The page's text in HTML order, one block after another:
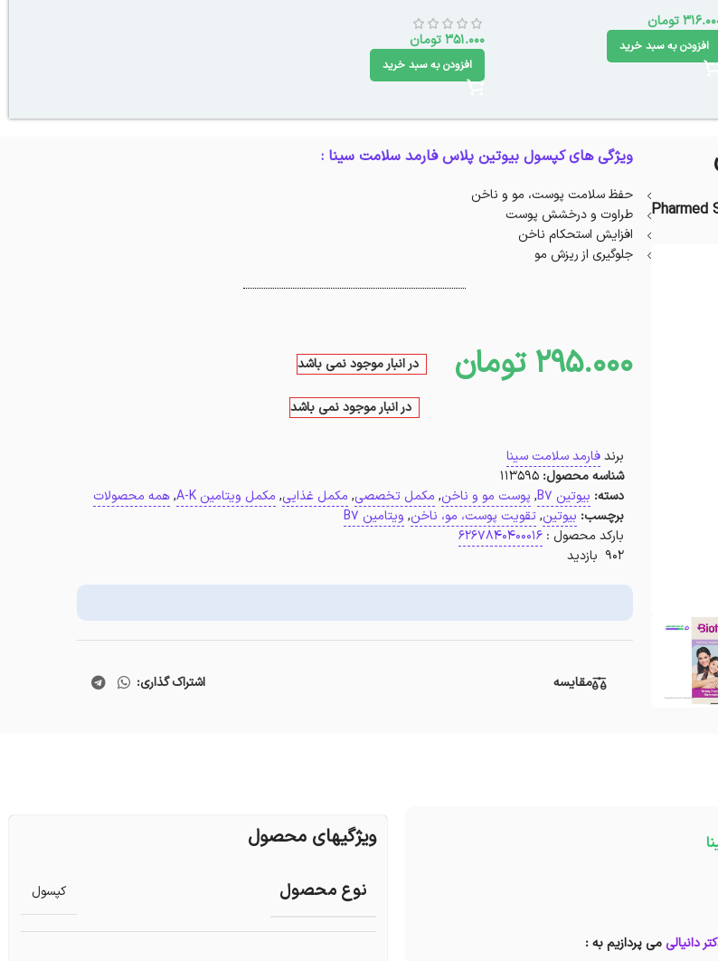
تومان
افزودن به سبد خرید 351.000 تومان
افزودن به سبد خرید
Pharmed
ویژگی های کپسول بیوتین پلاس فارمد سلامت سینا :
حفظ سلامت پوست، مو و ناخن
طراوت و درخشش پوست
افزایش استحکام ناخن
جلوگیری از ریزش مو
295.000 تومان در انبار موجود نمی باشد
در انبار موجود نمی باشد
برندفارمد سلامت سینا
شناسه محصول:113595
دسته: بیوتین B7 , پوست مو و ناخن, مکمل تخصصی, مکمل غذایی, مکمل ویتامین A-K , همه محصولات
برچسب: بیوتین, تقویت پوست، مو، ناخن, ویتامین B7
بارکد محصول :6267840400016
902 بازدید
مقایسه اشتراک گذاری:
دانیالیمی پردازیم به :
ویژگیهای محصول
نوع محصول کپسول